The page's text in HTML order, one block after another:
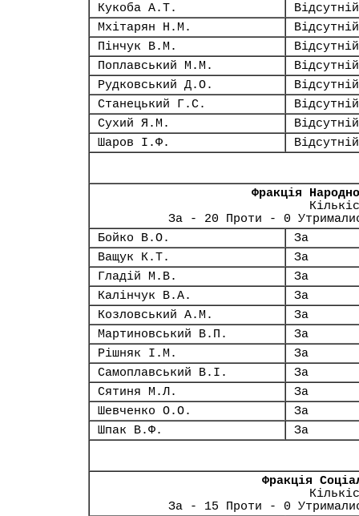
Кукоба А.Т.
Відсутній
Мхітарян Н.М.
Відсутній
Пінчук В.М.
Відсутній
Поплавський М.М.
Відсутній
Рудковський Д.О.
Відсутній
Станецький Г.С.
Відсутній
Сухий Я.М.
Відсутній
Шаров І.Ф.
Відсутній
Фракція
За - 20 Проти - 0
Бойко В.О.
За
Ващук К.Т.
За
Гладій М.В.
За
Калінчук В.А.
За
Козловський А.М.
За
Мартиновський В.П.
За
Рішняк І.М.
За
Самоплавський В.І.
За
Сятиня М.Л.
За
Шевченко О.О.
За
Шпак В.Ф.
За
Фракція
За - 15 Проти - 0